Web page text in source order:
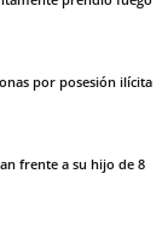
por posesión ilícita
frente a su hijo de 8